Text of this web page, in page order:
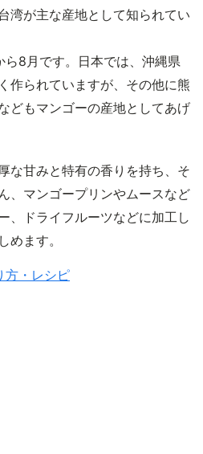
湾が主な産地として知られてい
8月です。日本では、沖縄県
作られていますが、その他に熊
どもマンゴーの産地としてあげ
な甘みと特有の香りを持ち、そ
、マンゴープリンやムースなど
、ドライフルーツなどに加工し
めます。
方・レシピ